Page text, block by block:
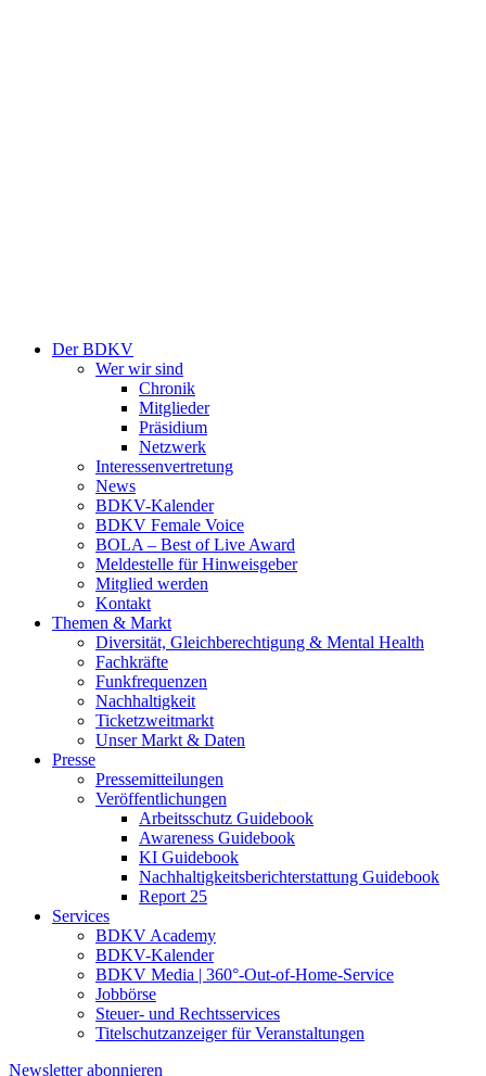
Der BDKV
Wer wir sind
Chronik
Mitglieder
Präsidium
Netzwerk
Interessenvertretung
News
BDKV-Kalender
BDKV Female Voice
BOLA – Best of Live Award
Meldestelle für Hinweisgeber
Mitglied werden
Kontakt
Themen & Markt
Diversität, Gleichberechtigung & Mental Health
Fachkräfte
Funkfrequenzen
Nachhaltigkeit
Ticketzweitmarkt
Unser Markt & Daten
Presse
Pressemitteilungen
Veröffentlichungen
Arbeitsschutz Guidebook
Awareness Guidebook
KI Guidebook
Nachhaltigkeitsberichterstattung Guidebook
Report 25
Services
BDKV Academy
BDKV-Kalender
BDKV Media | 360°-Out-of-Home-Service
Jobbörse
Steuer- und Rechtsservices
Titelschutzanzeiger für Veranstaltungen
Newsletter abonnieren